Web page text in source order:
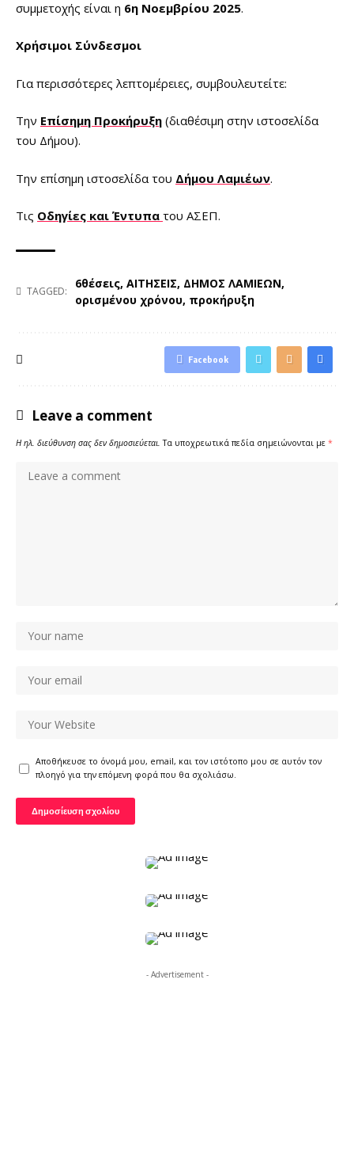
συμμετοχής είναι η 6η Νοεμβρίου 2025.
Χρήσιμοι Σύνδεσμοι
Για περισσότερες λεπτομέρειες, συμβουλευτείτε:
Την Επίσημη Προκήρυξη (διαθέσιμη στην ιστοσελίδα
του Δήμου).
Την επίσημη ιστοσελίδα του Δήμου Λαμιέων.
Τις Οδηγίες και Έντυπα του ΑΣΕΠ.
TAGGED:
6θέσεις, ΑΙΤΗΣΕΙΣ, ΔΗΜΟΣ ΛΑΜΙΕΩΝ,
ορισμένου χρόνου, προκήρυξη
Facebook
Leave a comment
Η ηλ. διεύθυνση σας δεν δημοσιεύεται. Τα υποχρεωτικά πεδία σημειώνονται με *
Αποθήκευσε το όνομά μου, email, και τον ιστότοπο μου σε αυτόν τον
πλοηγό για την επόμενη φορά που θα σχολιάσω.
- Advertisement -